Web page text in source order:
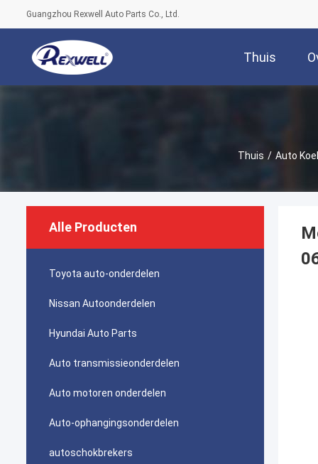
Guangzhou Rexwell Auto Parts Co., Ltd.
Thuis
Thuis / Auto
Alle Producten
Toyota auto-onderdelen
Nissan Autoonderdelen
Hyundai Auto Parts
Auto transmissieonderdelen
Auto motoren onderdelen
Auto-ophangingsonderdelen
autoschokbrekers